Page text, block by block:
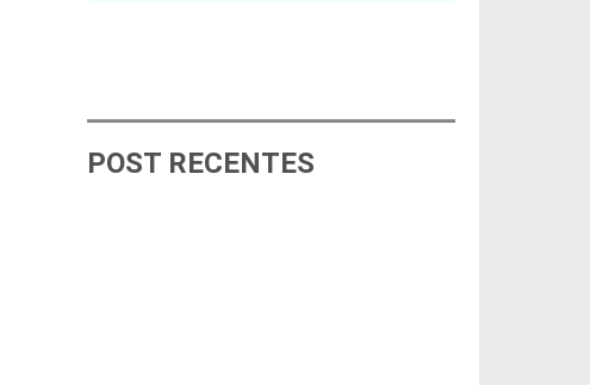
POST RECENTES